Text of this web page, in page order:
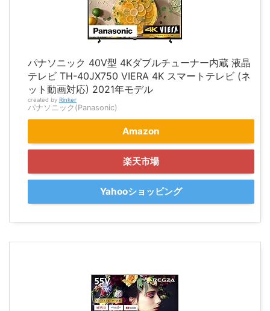
パナソニック 40V型 4Kダブルチューナー内蔵 液晶
テレビ TH-40JX750 VIERA 4K スマートテレビ (ネ
ット動画対応) 2021年モデル
created by Rinker
パナソニック(Panasonic)
Amazon
楽天市場
Yahooショッピング